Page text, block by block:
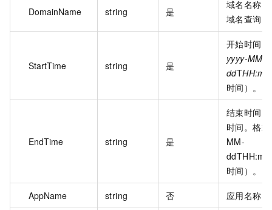
DomainName string 是
域名名称
域名查询。
StartTime string 是
开始时间
yyyy-MM-
ddT
时间）。
EndTime string 是
结束时间
时间。格
MM-
时间）。
AppName string 否 应用名称。